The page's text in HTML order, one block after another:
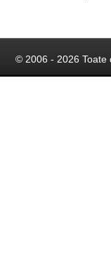
© 2006 - 2026